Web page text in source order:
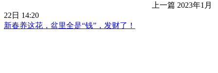
上一篇 2023年1月
22日 14:20
新春养这花，盆里全是“钱”，发财了！